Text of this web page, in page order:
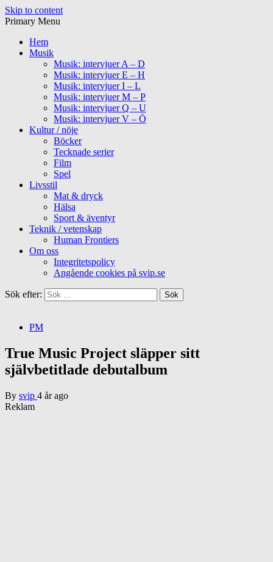
Skip to content
Primary Menu
Hem
Musik
Musik: intervjuer A – D
Musik: intervjuer E – H
Musik: intervjuer I – L
Musik: intervjuer M – P
Musik: intervjuer Q – U
Musik: intervjuer V – Ö
Kultur / nöje
Böcker
Tecknade serier
Film
Spel
Livsstil
Mat & dryck
Hälsa
Sport & äventyr
Teknik / vetenskap
Human Frontiers
Om oss
Integritetspolicy
Angående cookies på svip.se
Sök efter:
PM
True Music Project släpper sitt
självbetitlade debutalbum
By svip 4 år ago
Reklam